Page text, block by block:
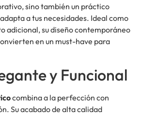
sino también un práctico
a tus necesidades. Ideal como
adicional, su diseño contemporáneo
en un must-have para
y Funcional
combina a la perfección con
Su acabado de alta calidad